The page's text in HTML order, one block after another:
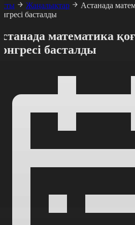
Жаңалықтар
Астанада
басталды
математика
басталды